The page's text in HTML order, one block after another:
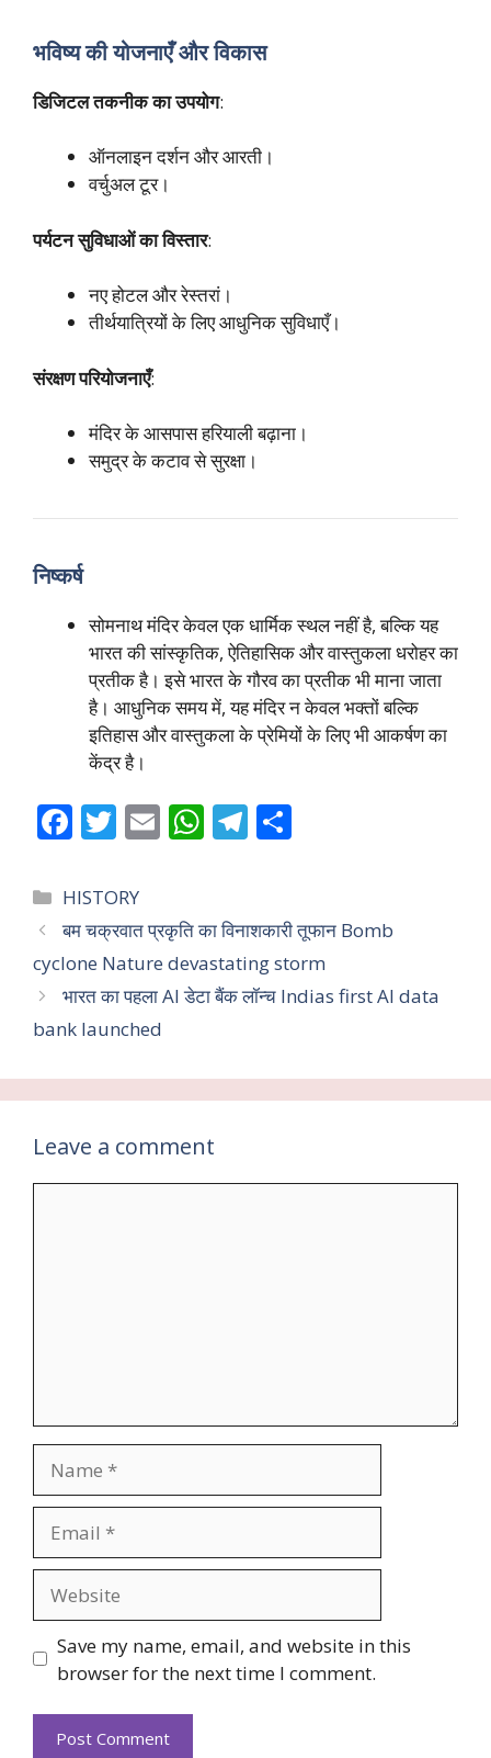
भविष्य की योजनाएँ और विकास
डिजिटल तकनीक का उपयोग:
ऑनलाइन दर्शन और आरती।
वर्चुअल टूर।
पर्यटन सुविधाओं का विस्तार:
नए होटल और रेस्तरां।
तीर्थयात्रियों के लिए आधुनिक सुविधाएँ।
संरक्षण परियोजनाएँ:
मंदिर के आसपास हरियाली बढ़ाना।
समुद्र के कटाव से सुरक्षा।
निष्कर्ष
सोमनाथ मंदिर केवल एक धार्मिक स्थल नहीं है, बल्कि यह
भारत की सांस्कृतिक, ऐतिहासिक और वास्तुकला धरोहर का
प्रतीक है। इसे भारत के गौरव का प्रतीक भी माना जाता
है। आधुनिक समय में, यह मंदिर न केवल भक्तों बल्कि
इतिहास और वास्तुकला के प्रेमियों के लिए भी आकर्षण का
केंद्र है।
F
ac
e
b
o
o
k
T
w
itt
er
E
m
l
W
h
s
A
p
T
el
gr
a
m
e
Categories
HISTORY
बम चक्रवात प्रकृति का विनाशकारी तूफान Bomb
cyclone ​​Nature devastating storm
भारत का पहला AI डेटा बैंक लॉन्च Indias first AI data
bank launched
Leave a comment
Save my name, email, and website in this
browser for the next time I comment.